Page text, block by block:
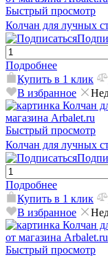
Быстрый просмотр
Колчан для лучных
Подробнее
Купить в 1 клик
В избранное
Быстрый просмотр
Колчан для лучных
Подробнее
Купить в 1 клик
В избранное
Быстрый просмотр